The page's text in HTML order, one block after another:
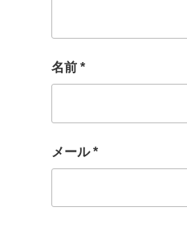
名前 *
メール*